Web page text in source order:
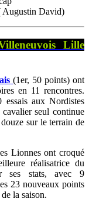
Augustin David)
Lille
(1er, 50 points) ont
en 11 rencontres.
essais aux Nordistes
seul continue
sur le terrain de
Lionnes ont croqué
réalisatrice du
ses stats, avec 9
23 nouveaux points
la saison.